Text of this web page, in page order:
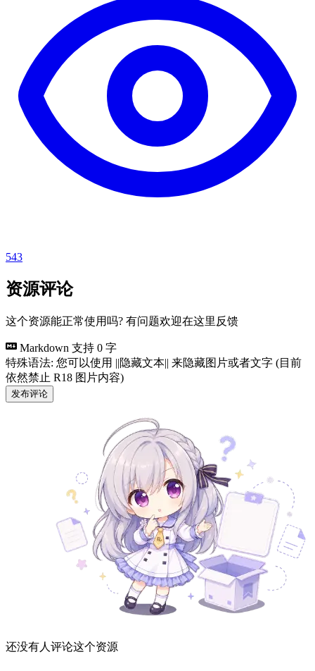
543
资源评论
这个资源能正常使用吗? 有问题欢迎在这里反馈
Markdown 支持 0 字
特殊语法: 您可以使用 ||隐藏文本|| 来隐藏图片或者文字 (目前
依然禁止 R18 图片内容)
发布评论
还没有人评论这个资源